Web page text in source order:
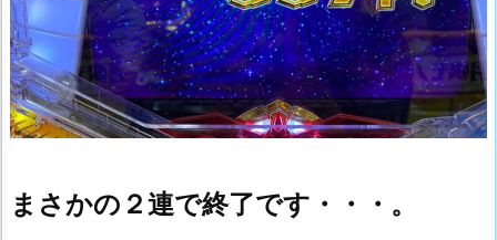
まさかの２連で終了です・・・。